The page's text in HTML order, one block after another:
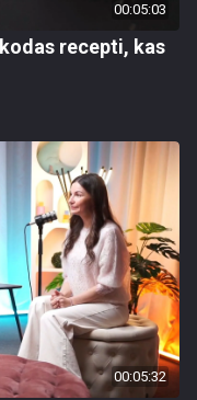
00:05:03
recepti, kas
00:05:32